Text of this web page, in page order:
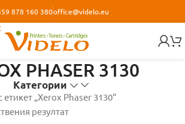
878 160 380office@videlo.eu
PHASER 3130
Категории
етикет „Xerox Phaser 3130“
резултат